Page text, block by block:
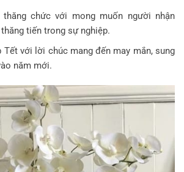
thăng chức với mong muốn người nhận
thăng tiến trong sự nghiệp.
Tết với lời chúc mang đến may mắn, sung
năm mới.